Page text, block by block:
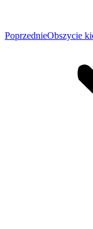
PoprzedniePoprzedni
Obszycie